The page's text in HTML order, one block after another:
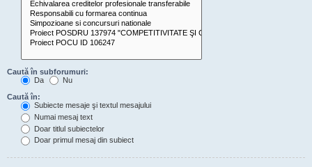
Caută în subforumuri:
Da
Nu
Caută în:
Subiecte mesaje şi textul mesajului
Numai mesaj text
Doar titlul subiectelor
Doar primul mesaj din subiect